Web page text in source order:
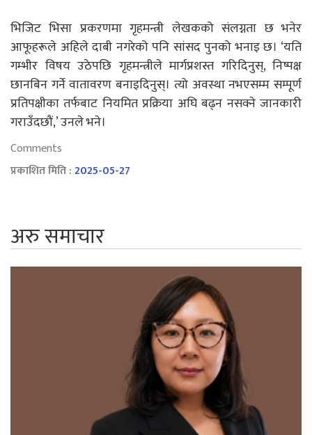
भिजिट भिसा प्रकरणमा गृहमन्त्री लेखकको संलग्नता छ भनेर
आफूहरूले अहिले दाबी नगरेको पनि सांसद पुनको भनाइ छ। ‘यति
गम्भीर विषय उठेपछि गृहमन्त्रीले मार्गप्रशस्त गरिदिनुस्, निष्पक्ष
छानबिन गर्ने वातावरण बनाइदिनुस्। त्यो अवस्था नभएसम्म सम्पूर्ण
प्रतिपक्षीका तर्फबाट नियमित प्रक्रिया अघि बढ्न नसक्ने जानकारी
गराउँदछौं,’ उनले भने।
Comments
प्रकाशित मिति :2025-05-27
अरु समाचार